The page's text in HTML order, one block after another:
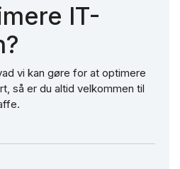
IT-
vi kan gøre for at optimere
så er du altid velkommen til